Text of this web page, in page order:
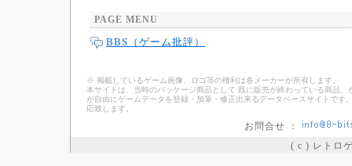
PAGE MENU
BBS（ゲーム批評）
※ 掲載しているゲーム画像、ロゴ等の権利は各メーカーが所有します。
本サイトは、当時のパッケージ商品として 既に販売が終わっている商品
が自由にゲームデータを登録・加筆・修正出来るデータベースサイトで
応致します。
お問合せ ：
( c ) レトロ